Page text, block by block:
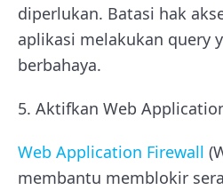
diperlukan. Batasi hak
aplikasi melakukan query
berbahaya.
5. Aktifkan Web
Web Application Firewall
membantu memblokir